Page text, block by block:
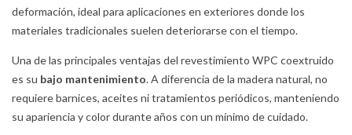
deformación, ideal para aplicaciones en exteriores donde los
materiales tradicionales suelen deteriorarse con el tiempo.
Una de las principales ventajas del revestimiento WPC coextruido
es su bajo mantenimiento. A diferencia de la madera natural, no
requiere barnices, aceites ni tratamientos periódicos, manteniendo
su apariencia y color durante años con un mínimo de cuidado.